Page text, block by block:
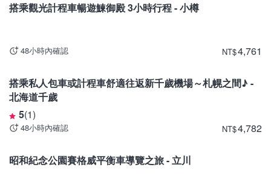
搭乘觀光計程車暢遊鰊御殿 3小時行程 - 小樽
48小時內確認 NT$4,761
搭乘私人包車或計程車舒適往返新千歲機場～札幌之間♪ -
北海道千歲
5(1)
48小時內確認 NT$4,782
昭和紀念公園賽格威平衡車導覽之旅 - 立川